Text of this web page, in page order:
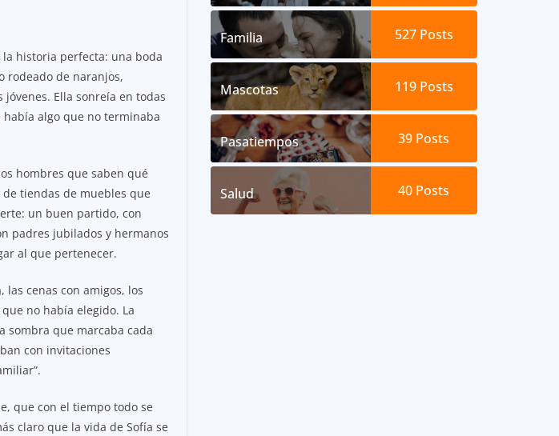
la historia perfecta: una boda
rodeado de naranjos,
Ella sonreía en todas
algo que no terminaba
hombres que saben qué
tiendas de muebles que
un buen partido, con
padres jubilados y hermanos
al que pertenecer.
cenas con amigos, los
no había elegido. La
sombra que marcaba cada
con invitaciones
que con el tiempo todo se
claro que la vida de Sofía se
Familia 527 Posts
Mascotas 119 Posts
Pasatiempos 39 Posts
Salud 40 Posts